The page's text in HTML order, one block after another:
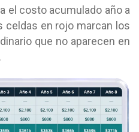
el costo acumulado año a
celdas en rojo marcan los
que no aparecen en